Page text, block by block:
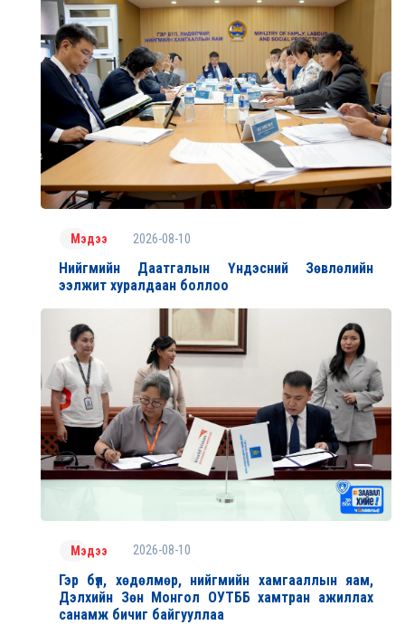
Мэдээ 2026-08-10
Нийгмийн Даатгалын Үндэсний Зөвлөлийн
ээлжит хуралдаан боллоо
Мэдээ 2026-08-10
Гэр бүл, хөдөлмөр, нийгмийн хамгааллын яам,
Дэлхийн Зөн Монгол ОУТББ хамтран ажиллах
санамж бичиг байгууллаа